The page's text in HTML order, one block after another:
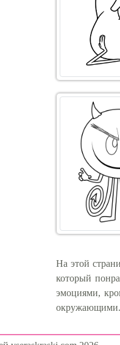
На этой
который
эмоциями,
окружающими.